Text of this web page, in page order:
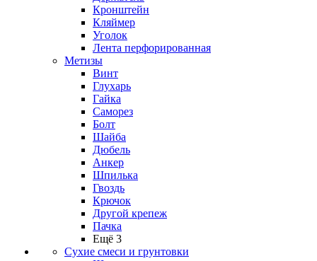
Кронштейн
Кляймер
Уголок
Лента перфорированная
Метизы
Винт
Глухарь
Гайка
Саморез
Болт
Шайба
Дюбель
Анкер
Шпилька
Гвоздь
Крючок
Другой крепеж
Пачка
Ещё 3
Сухие смеси и грунтовки